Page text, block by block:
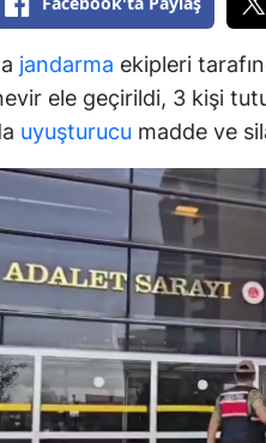
Çankırı
Denizli
Elazığ
jandarma ekipleri
ele geçirildi, 3 kişi
uyuşturucu madde ve